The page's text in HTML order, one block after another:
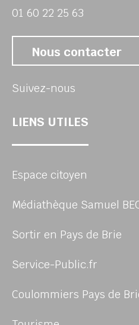
01 60 22 25 63
Nous contacter
Suivez-nous
LIENS UTILES
Espace citoyen
Médiathèque Samuel
Sortir en Pays de Brie
Service-Public.fr
Coulommiers Pays de